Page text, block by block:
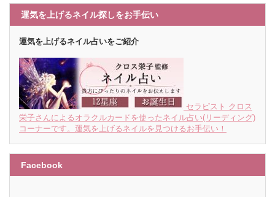
運気を上げるネイル探しをお手伝い
運気を上げるネイル占いをご紹介
セラピスト クロス
栄子さんによるオラクルカードを使ったネイル占い(リーディング)
コーナーです。運気を上げるネイルを見つけるお手伝い！
Facebook